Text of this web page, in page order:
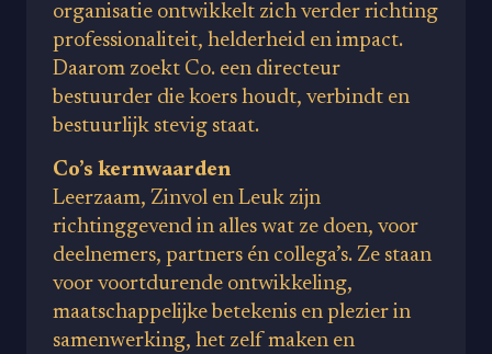
organisatie ontwikkelt zich verder richting
professionaliteit, helderheid en impact.
Daarom zoekt Co. een directeur
bestuurder die koers houdt, verbindt en
bestuurlijk stevig staat.
Co’s kernwaarden
Leerzaam, Zinvol en Leuk zijn
richtinggevend in alles wat ze doen, voor
deelnemers, partners én collega’s. Ze staan
voor voortdurende ontwikkeling,
maatschappelijke betekenis en plezier in
samenwerking, het zelf maken en